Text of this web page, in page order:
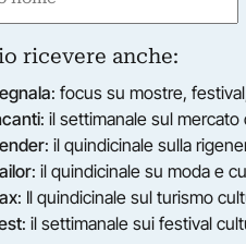
Federico Barbon,
Matteo Casari,
Gatto,
Massimo Palazzi,
Sperti,
insieme a
ricevere anche:
: focus su mostre,
: il settimanale sul mercato
: il quindicinale sulla
: il quindicinale su moda e
: Il quindicinale sul turismo
: il settimanale sui festival